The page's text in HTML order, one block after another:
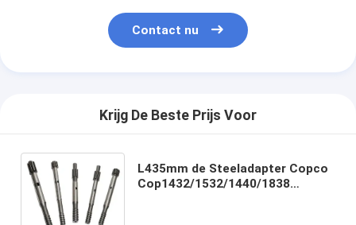
Contact nu
Krijg De Beste Prijs Voor
L435mm de Steeladapter Copco
Cop1432/1532/1440/1838